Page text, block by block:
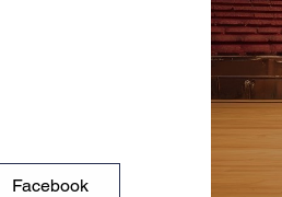
Facebook